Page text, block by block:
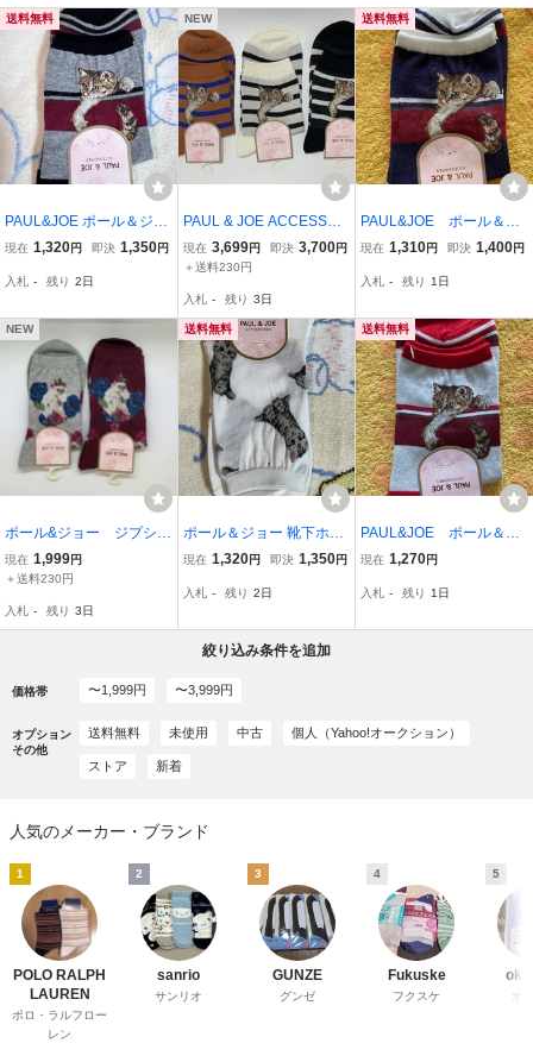
送料無料
PAUL&JOE ポール＆ジョ
ー 靴下ねこgne
現在 1,320円 即決 1,350円
入札 - 残り 2日
NEW
PAUL & JOE ACCESSOI
RES ポールアンドジョー
アクセソワ スウィンギン
猫 ネコ キャット ねこ ア
ツギ 3点新品
現在 3,699円 即決 3,700円
＋送料230円
入札 - 残り 3日
送料無料
PAUL&JOE ポール＆ジ
ョー 靴下 ソックス 581
現在 1,310円 即決 1,400円
入札 - 残り 1日
NEW
ポール&ジョー ジプシー
柄ロークルー丈ソック
ス 2点セット グレー
現在 1,999円
＋送料230円
入札 - 残り 3日
送料無料
ポール＆ジョー 靴下ホワ
イトねこ
現在 1,320円 即決 1,350円
入札 - 残り 2日
送料無料
PAUL&JOE ポール＆ジ
ョー 靴下 ソックス 454
現在 1,270円
入札 - 残り 1日
絞り込み条件を追加
価格帯 〜1,999円 〜3,999円
オプション
その他
送料無料 未使用 中古 個人（Yahoo!オークション）
ストア 新着
人気のメーカー・ブランド
1
POLO RALPH
LAUREN
ポロ・ラルフロー
レン
2
sanrio
サンリオ
3
GUNZE
グンゼ
4
Fukuske
フクスケ
5
オ